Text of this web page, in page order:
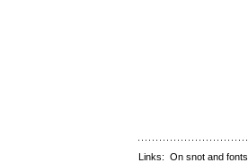
Links: On snot and fonts